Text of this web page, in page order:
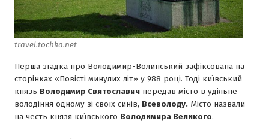
travel.tochka.net
Перша згадка про Володимир-Волинський зафіксована на
сторінках «Повісті минулих літ» у 988 році. Тоді київський
князь Володимир Святославич передав місто в удільне
володіння одному зі своїх синів, Всеволоду. Місто назвали
на честь князя київського Володимира Великого.